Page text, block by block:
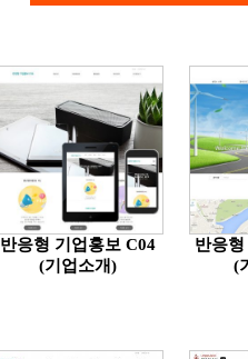
반응형 기업홍보 C04
(기업소개)
반응
(